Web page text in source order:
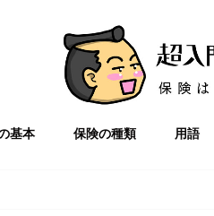
基本 保険の種類 用語